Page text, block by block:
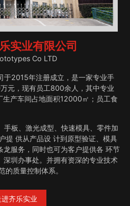
实业有限公司
Co LTD
于2015年注册成立，是一家专业手
元，现有员工800余人，其中专业
产车间占地面积12000㎡；员工食
手板、激光成型、快速模具、零件加
提 供从产品设 计到原型验证、模具
龙服务，同时也可为客户提供各 环节
深圳办事处。并拥有资深的专业技术
的质量控制体系。
进齐乐实业